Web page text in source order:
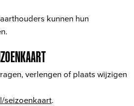
kunnen hun
verlengen of plaats wijzigen
seizoenkaart.